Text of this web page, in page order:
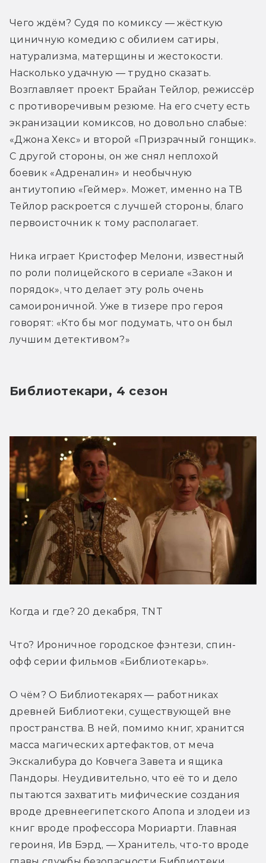
Чего ждём? Судя по комиксу — жёсткую
циничную комедию с обилием сатиры,
натурализма, матерщины и жестокости.
Насколько удачную — трудно сказать.
Возглавляет проект Брайан Тейлор, режиссёр
с противоречивым резюме. На его счету есть
экранизации комиксов, но довольно слабые:
«Джона Хекс» и второй «Призрачный гонщик».
С другой стороны, он же снял неплохой
боевик «Адреналин» и необычную
антиутопию «Геймер». Может, именно на ТВ
Тейлор раскроется с лучшей стороны, благо
первоисточник к тому располагает.
Ника играет Кристофер Мелони, известный
по роли полицейского в сериале «Закон и
порядок», что делает эту роль очень
самоироничной. Уже в тизере про героя
говорят: «Кто бы мог подумать, что он был
лучшим детективом?»
Библиотекари, 4 сезон
Когда и где? 20 декабря, TNT
Что? Ироничное городское фэнтези, спин-
офф серии фильмов «Библиотекарь».
О чём? О Библиотекарях — работниках
древней Библиотеки, существующей вне
пространства. В ней, помимо книг, хранится
масса магических артефактов, от меча
Экскалибура до Ковчега Завета и ящика
Пандоры. Неудивительно, что её то и дело
пытаются захватить мифические создания
вроде древнеегипетского Апопа и злодеи из
книг вроде профессора Мориарти. Главная
героиня, Ив Бэрд, — Хранитель, что-то вроде